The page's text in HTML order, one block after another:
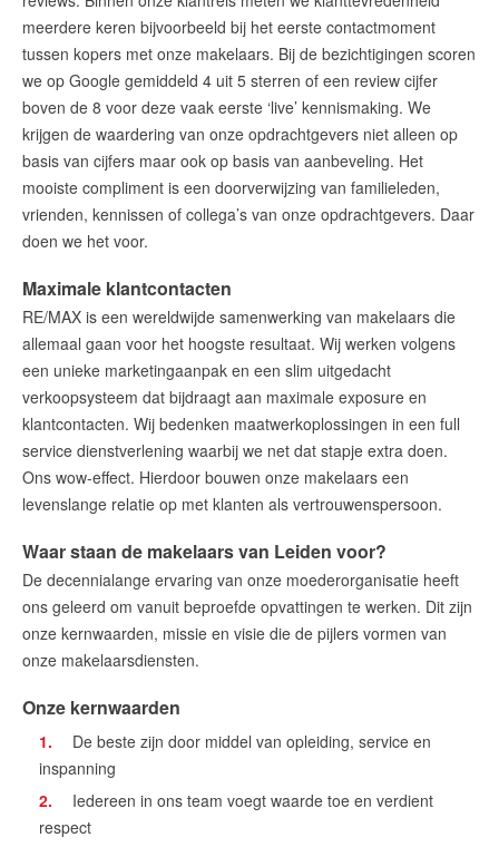
meerdere keren bijvoorbeeld bij het eerste contactmoment
tussen kopers met onze makelaars. Bij de bezichtigingen scoren
we op Google gemiddeld 4 uit 5 sterren of een review cijfer
boven de 8 voor deze vaak eerste ‘live’ kennismaking. We
krijgen de waardering van onze opdrachtgevers niet alleen op
basis van cijfers maar ook op basis van aanbeveling. Het
mooiste compliment is een doorverwijzing van familieleden,
vrienden, kennissen of collega’s van onze opdrachtgevers. Daar
doen we het voor.
Maximale klantcontacten
RE/MAX is een wereldwijde samenwerking van makelaars die
allemaal gaan voor het hoogste resultaat. Wij werken volgens
een unieke marketingaanpak en een slim uitgedacht
verkoopsysteem dat bijdraagt aan maximale exposure en
klantcontacten. Wij bedenken maatwerkoplossingen in een full
service dienstverlening waarbij we net dat stapje extra doen.
Ons wow-effect. Hierdoor bouwen onze makelaars een
levenslange relatie op met klanten als vertrouwenspersoon.
Waar staan de makelaars van Leiden voor?
De decennialange ervaring van onze moederorganisatie heeft
ons geleerd om vanuit beproefde opvattingen te werken. Dit zijn
onze kernwaarden, missie en visie die de pijlers vormen van
onze makelaarsdiensten.
Onze kernwaarden
De beste zijn door middel van opleiding, service en
inspanning
Iedereen in ons team voegt waarde toe en verdient
respect